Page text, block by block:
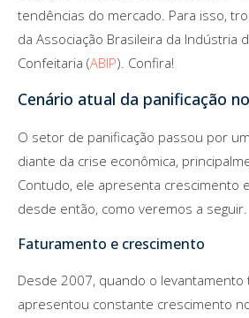
tendências do mercado. Para isso,
da Associação Brasileira da Indústria
Confeitaria (ABIP). Confira!
Cenário atual da panificação
O setor de panificação passou por
diante da crise econômica,
Contudo, ele apresenta crescimento
desde então, como veremos a seguir.
Faturamento e crescimento
Desde 2007, quando o levantamento
apresentou constante crescimento